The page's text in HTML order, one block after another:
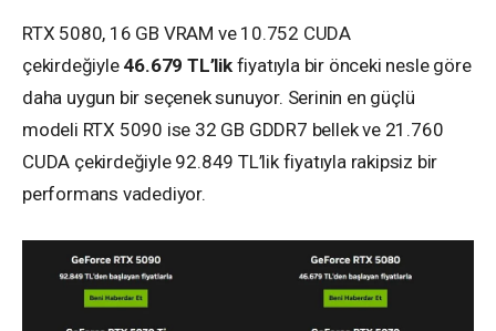
RTX 5080, 16 GB VRAM ve 10.752 CUDA
çekirdeğiyle 46.679 TL’likfiyatıyla bir önceki nesle göre
daha uygun bir seçenek sunuyor. Serinin en güçlü
modeli RTX 5090 ise 32 GB GDDR7 bellek ve 21.760
CUDA çekirdeğiyle 92.849 TL’lik fiyatıyla rakipsiz bir
performans vadediyor.